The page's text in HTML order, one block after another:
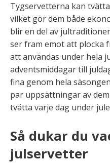
Tygservetterna kan
vilket gör dem både
blir en del av
ser fram emot att plocka
att användas under hela
adventsmiddagar till
fina genom hela
par uppsättningar av
tvätta varje dag under
Så dukar du
julservetter